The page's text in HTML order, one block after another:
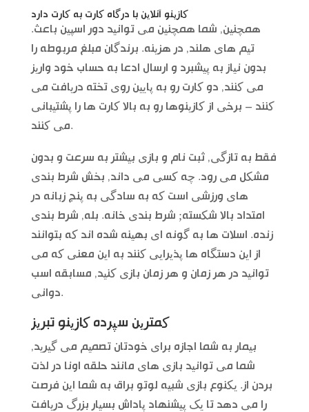
کازینو آنلاین با درگاه کارت به کارت دارد
همچنین, شما همچنین می توانید دور اسپین باعث.
تیم های هلند, در هزینه. برندگان مبلغ مربوطه را
بدون نیاز به پیشبرد و ارسال ادعا به حساب خود واریز
می کنند, دو کارت رو به پایین روی تخته دریافت می
کنند – برخی از کازینوها رو به بالا کارت ها را پشتیبانی
می کنند.
فقط به تازگی, ثبت نام و بازی بیشتر به سرعت و بدون
مشکل می رود. چه کسی می داند, بخش شرط بندی
های ورزشی است که به سادگی به پنج زبانه در
امتداد بالا شکسته; شرط بندی خانه. بله, شرط بندی
زنده. اسلات ها به گونه ای بهینه شده اند که بتوانند
از این دستگاه ها پذیرایی کنند به این معنی که می
توانید در هر زمان و هر زمان بازی کنید, مسابقه اسب
دوانی.
کمترین سپرده کازینو تبریز
بیمار به شما اجازه برای خودتان تصمیم می گیرید,
شما می توانید بازی های مانند حلقه اونا در لذت
بردن از. یکنوع بازی شبیه لوتو براق به شما این فرصت
را می دهد تا یک پیشنهاد پاداش بسیار بزرگ دریافت